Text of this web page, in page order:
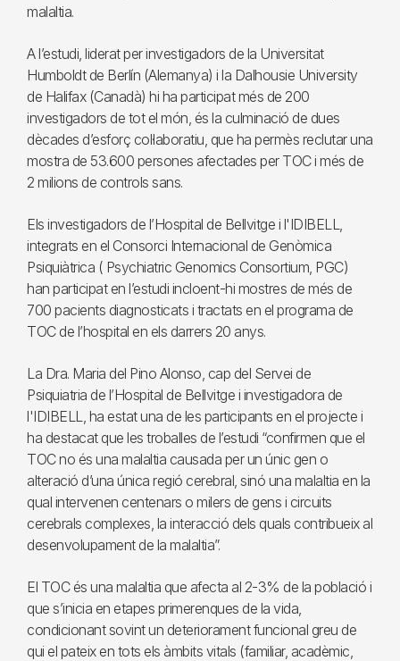
malaltia.
A l’estudi, liderat per investigadors de la Universitat
Humboldt de Berlín (Alemanya) i la Dalhousie University
de Halifax (Canadà) hi ha participat més de 200
investigadors de tot el món, és la culminació de dues
dècades d’esforç col·laboratiu, que ha permès reclutar una
mostra de 53.600 persones afectades per TOC i més de
2 milions de controls sans.
Els investigadors de l’Hospital de Bellvitge i l'IDIBELL,
integrats en el Consorci Internacional de Genòmica
Psiquiàtrica ( Psychiatric Genomics Consortium, PGC)
han participat en l’estudi incloent-hi mostres de més de
700 pacients diagnosticats i tractats en el programa de
TOC de l’hospital en els darrers 20 anys.
La Dra. Maria del Pino Alonso, cap del Servei de
Psiquiatria de l’Hospital de Bellvitge i investigadora de
l'IDIBELL, ha estat una de les participants en el projecte i
ha destacat que les troballes de l’estudi “confirmen que el
TOC no és una malaltia causada per un únic gen o
alteració d’una única regió cerebral, sinó una malaltia en la
qual intervenen centenars o milers de gens i circuits
cerebrals complexes, la interacció dels quals contribueix al
desenvolupament de la malaltia”.
El TOC és una malaltia que afecta al 2-3% de la població i
que s’inicia en etapes primerenques de la vida,
condicionant sovint un deteriorament funcional greu de
qui el pateix en tots els àmbits vitals (familiar, acadèmic,